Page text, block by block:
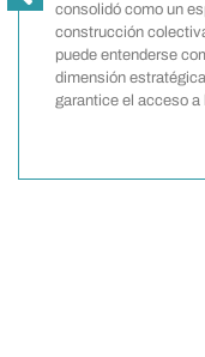
consolidó como un
construcción
puede entenderse
dimensión
garantice el acceso a